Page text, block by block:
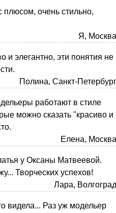
очень стильно,
Я, Москва
и элегантно, эти понятия не
Полина, Санкт-Петербург
работают в стиле
можно сказать "красиво и
Елена, Москва
у Оксаны Матвеевой.
Творческих успехов!
Лара, Волгоград
видела... Раз уж модельер